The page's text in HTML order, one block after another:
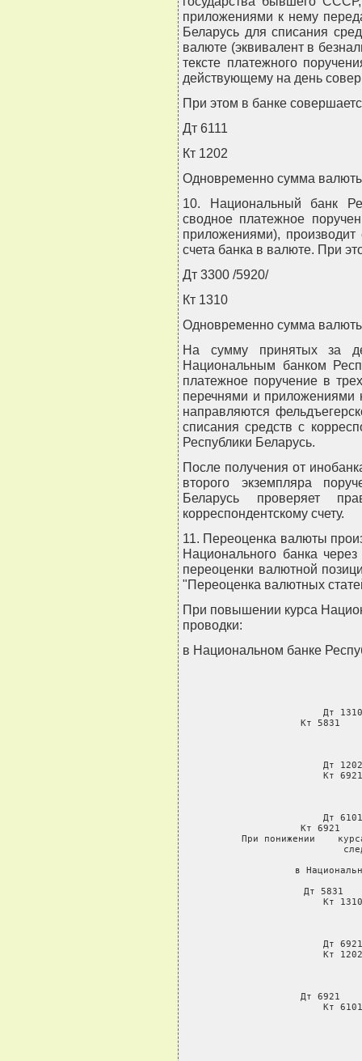
приложениями к нему
Беларусь для списания
валюте (эквивалент в
тексте платежного
действующему на день
При этом в банке
Дт 6111
Кт 1202
Одновременно сумма валюты
10. Национальный банк
сводное платежное
приложениями), производит
счета банка в валюте. При
Дт 3300 /5920/
Кт 1310
Одновременно сумма валюты
На сумму принятых за
Национальным банком
платежное поручение в
перечнями и приложениями
направляются
списания средств с
Республики Беларусь.
После получения от
второго экземпляра
Беларусь проверяет
корреспондентскому счету.
11. Переоценка валюты
Национального банка
переоценки валютной
"Переоценка валютных
При повышении курса
проводки:
в Национальном банке
Дт
Кт 5831
Дт
Кт
Дт
Кт 6921
При понижении
в
Дт 5831
Кт
Дт
Кт
Дт 6921
Кт